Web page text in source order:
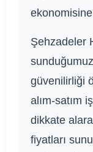
Şehzadeler
güvenilirliği
alım-satım
dikkate
fiyatları